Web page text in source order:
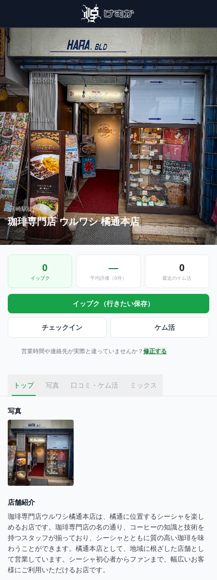
›宮崎駅徒歩4分
珈琲専門店 ウルワシ 橘通本店
0
イップク
—
平均評価（0件）
0
最近のケム活
イップク（行きたい保存）
チェックイン ケム活
営業時間や連絡先が実際と違っていませんか？ 修正する
トップ 写真 口コミ・ケム活 ミックス
写真
店舗紹介
珈琲専門店ウルワシ橘通本店は、橘通に位置するシーシャを楽し
めるお店です。珈琲専門店の名の通り、コーヒーの知識と技術を
持つスタッフが揃っており、シーシャとともに質の高い珈琲を味
わうことができます。橘通本店として、地域に根ざした店舗とし
て営業しています。シーシャ初心者からファンまで、幅広いお客
様にご利用いただけるお店です。